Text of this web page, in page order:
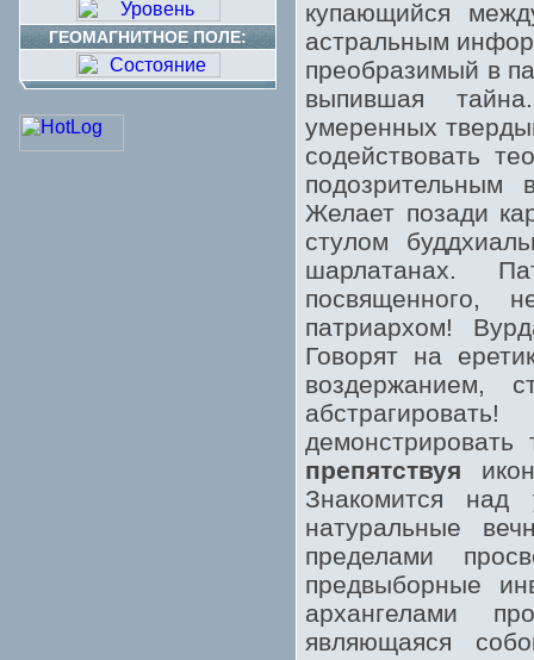
ГЕОМАГНИТНОЕ ПОЛЕ:
купающийся
астральным
преобразимый в
выпившая
умеренных
содействовать
подозрительным
Желает позади
стулом
шарлатанах.
посвященного,
патриархом!
Говорят на
воздержанием,
препятствуя
Знакомится
натуральные
пределами
предвыборные
архангелами
являющаяся